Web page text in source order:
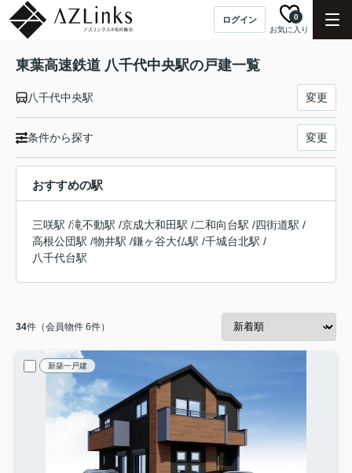
ログイン
お気に入り
0
東葉高速鉄道 八千代中央駅の戸建一覧
八千代中央駅 変更
条件から探す 変更
おすすめの駅
三咲駅 /滝不動駅 /京成大和田駅 /二和向台駅 /四街道駅 /
高根公団駅 /物井駅 /鎌ヶ谷大仏駅 /千城台北駅 /
八千代台駅
34件（会員物件 6件）
新築一戸建